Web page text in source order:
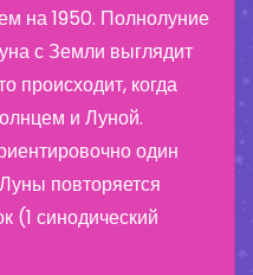
на 1950. Полнолуние
с Земли выглядит
происходит, когда
и Луной.
один
повторяется
(1 синодический